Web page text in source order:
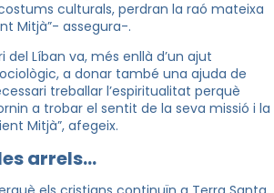
culturals, perdran la raó mateixa
Mitjà”- assegura-.
del Líban va, més enllà d’un ajut
a donar també una ajuda de
treballar l’espiritualitat perquè
a trobar el sentit de la seva missió i la
Mitjà”, afegeix.
arrels…